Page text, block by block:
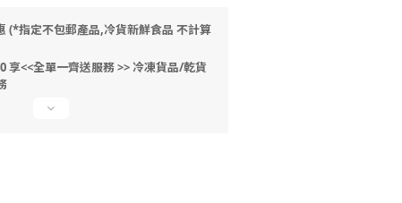
(*指定不包郵產品,冷貨新鮮食品 不計算
享<<全單一齊送服務 >> 冷凍貨品/乾貨